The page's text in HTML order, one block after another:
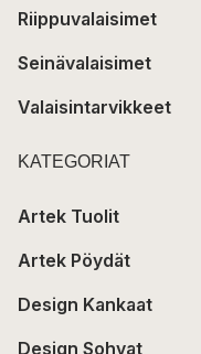
Riippuvalaisimet
Seinävalaisimet
Valaisintarvikkeet
KATEGORIAT
Artek Tuolit
Artek Pöydät
Design Kankaat
Design Sohvat